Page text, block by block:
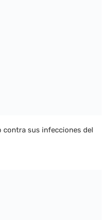
contra sus infecciones del